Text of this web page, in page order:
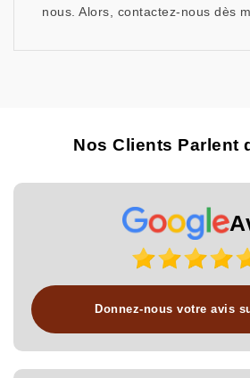
nous. Alors, contactez-nous dès
Nos Clients Parlent
Donnez-nous votre avis